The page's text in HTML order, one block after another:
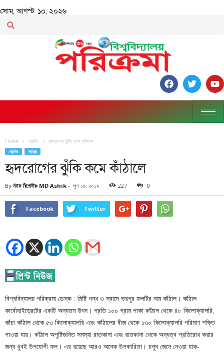
সোম, আগস্ট ১০, ২০২৬
Home ব্রেকিং হৃদরোগের ঝুঁকি কমে কাঁঠালে
ব্রেকিং স্বাস্থ্য
হৃদরোগের ঝুঁকি কমে কাঁঠালে
By স্টাফ রিপোর্টারঃ MD Ashik - জুন ১৯, ২০১৯ 227 0
Facebook Twitter
বিশ্ববিদ্যালয় পরিক্রমা ডেস্ক : মিষ্টি গন্ধ ও স্বাদে ভরপুর ফলটির নাম কাঁঠাল। কাঁঠাল
কার্বোহাইড্রেটের একটি অন্যতম উৎস। প্রতি ১০০ গ্রাম পাকা কাঁঠাল থেকে ৪৮ কিলোক্যালরি,
কাঁচা কাঁঠাল থেকে ৫৩ কিলোক্যালরি এবং কাঁঠালের বীজ থেকে ১৩০ কিলোক্যালরি পরিমাণ শক্তি
পাওয়া যায়। কাঁঠাল অপুষ্টিজনিত সমস্যা রাতকানা এবং রাতকানা থেকে অন্ধত্ব প্রতিরোধ করার
জন্য খুবই উপযোগী ফল। এর রয়েছে আরও অনেক উপকারিতা। চলুন জেনে নেওয়া যাক-